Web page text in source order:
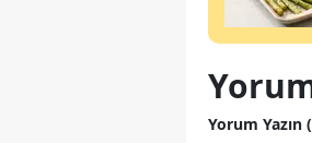
Yorum Yazın